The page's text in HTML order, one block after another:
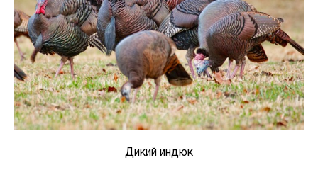
Дикий индюк